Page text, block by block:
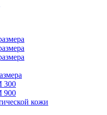
300
900
кожи